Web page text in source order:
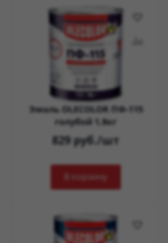
Эмаль OLECOLOR ПФ-115
голубой 1,8кг
829руб./шт
В корзину